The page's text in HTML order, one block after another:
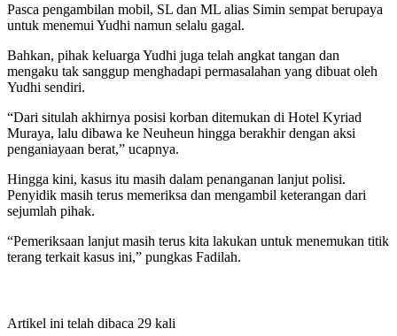
Pasca pengambilan mobil, SL dan ML alias Simin sempat berupaya
untuk menemui Yudhi namun selalu gagal.
Bahkan, pihak keluarga Yudhi juga telah angkat tangan dan
mengaku tak sanggup menghadapi permasalahan yang dibuat oleh
Yudhi sendiri.
“Dari situlah akhirnya posisi korban ditemukan di Hotel Kyriad
Muraya, lalu dibawa ke Neuheun hingga berakhir dengan aksi
penganiayaan berat,” ucapnya.
Hingga kini, kasus itu masih dalam penanganan lanjut polisi.
Penyidik masih terus memeriksa dan mengambil keterangan dari
sejumlah pihak.
“Pemeriksaan lanjut masih terus kita lakukan untuk menemukan titik
terang terkait kasus ini,” pungkas Fadilah.
Artikel ini telah dibaca 29 kali